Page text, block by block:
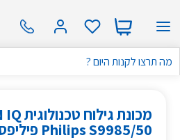
Philips S9985/50 פיליפס